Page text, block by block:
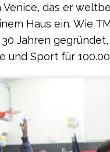
Venice, das er
Haus ein. Wie
Jahren
und Sport für